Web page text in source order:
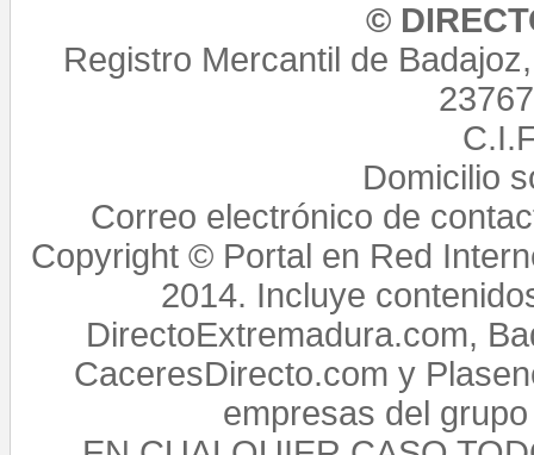
©
Registro Mercantil de
Domicilio
Correo electrónico de
Copyright © Portal en Red
2014. Incluye
DirectoExtremadura.com,
CaceresDirecto.com y
empresas del